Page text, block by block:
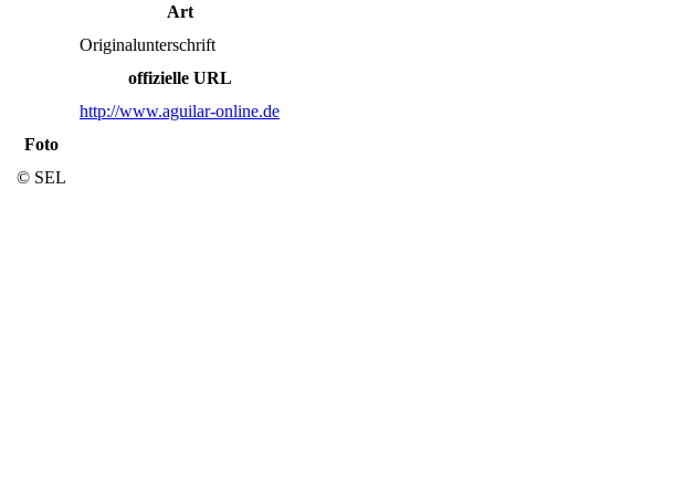
Art
Originalunterschrift
offizielle URL
http://www.aguilar-online.de
Foto
© SEL